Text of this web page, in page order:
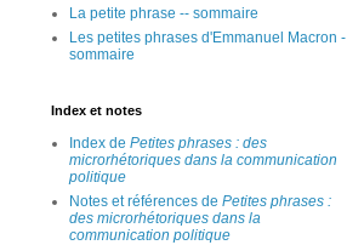
La petite phrase -- sommaire
Les petites phrases d'Emmanuel Macron -
sommaire
Index et notes
Index de Petites phrases : des
microrhétoriques dans la communication
politique
Notes et références de Petites phrases :
des microrhétoriques dans la
communication politique